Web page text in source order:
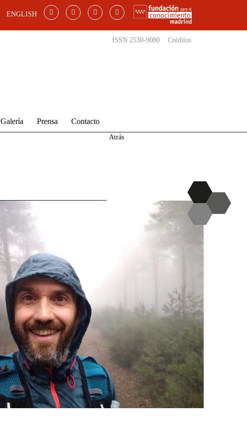
ENGLISH
ISSN 2530-9080 Créditos
Galería Prensa Contacto
Atrás